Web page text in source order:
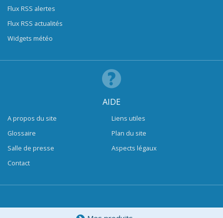
Flux RSS alertes
Flux RSS actualités
Widgets météo
AIDE
A propos du site
Glossaire
Salle de presse
Contact
Liens utiles
Plan du site
Aspects légaux